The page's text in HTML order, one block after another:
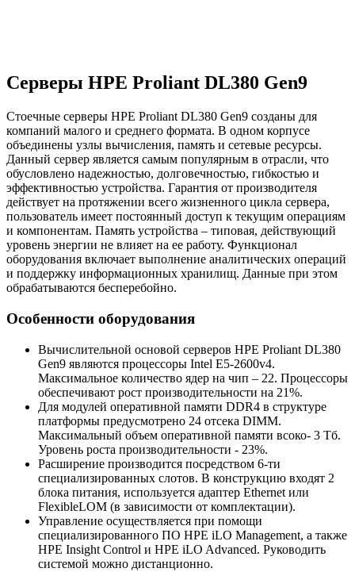
Серверы HPE Proliant DL380 Gen9
Стоечные серверы HPE Proliant DL380 Gen9 созданы для
компаний малого и среднего формата. В одном корпусе
объединены узлы вычисления, память и сетевые ресурсы.
Данный сервер является самым популярным в отрасли, что
обусловлено надежностью, долговечностью, гибкостью и
эффективностью устройства. Гарантия от производителя
действует на протяжении всего жизненного цикла сервера,
пользователь имеет постоянный доступ к текущим операциям
и компонентам. Память устройства – типовая, действующий
уровень энергии не влияет на ее работу. Функционал
оборудования включает выполнение аналитических операций
и поддержку информационных хранилищ. Данные при этом
обрабатываются бесперебойно.
Особенности оборудования
Вычислительной основой серверов HPE Proliant DL380
Gen9 являются процессоры Intel E5-2600v4.
Максимальное количество ядер на чип – 22. Процессоры
обеспечивают рост производительности на 21%.
Для модулей оперативной памяти DDR4 в структуре
платформы предусмотрено 24 отсека DIMM.
Максимальный объем оперативной памяти всоко- 3 Тб.
Уровень роста производительности - 23%.
Расширение производится посредством 6-ти
специализированных слотов. В конструкцию входят 2
блока питания, используется адаптер Ethernet или
FlexibleLOM (в зависимости от комплектации).
Управление осуществляется при помощи
специализированного ПО HPE iLO Management, а также
HPE Insight Control и HPE iLO Advanced. Руководить
системой можно дистанционно.